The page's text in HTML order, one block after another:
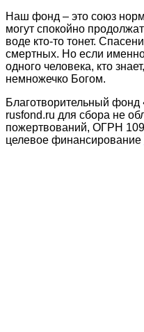
Наш фонд – это союз
могут спокойно
воде кто-то тонет.
смертных. Но если
одного человека, кто
немножечко Богом.
Благотворительный
rusfond.ru для сбора не
пожертвований, ОГРН
целевое финансирование